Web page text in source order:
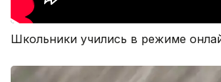
Школьники учились в режиме